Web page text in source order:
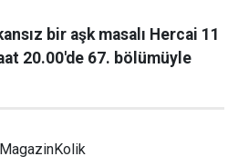
bir aşk masalı Hercai 11
20.00'de 67. bölümüyle
MagazinKolik